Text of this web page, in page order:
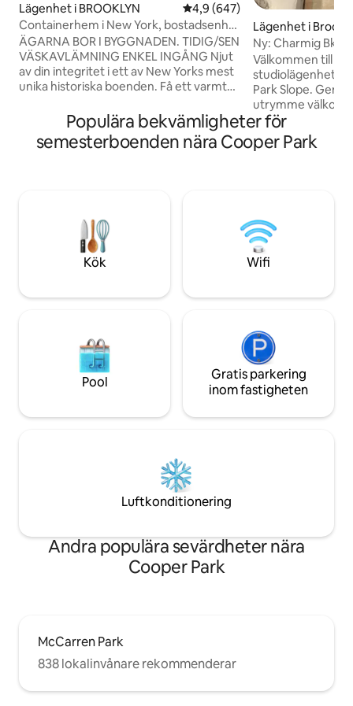
Lägenhet i BROOKLYN 4,9 av 5 i genomsnittligt
4,9 (647)
Containerhem i New York, bostadsenhet
klass B
ÄGARNA BOR I BYGGNADEN. TIDIG/SEN
VÄSKAVLÄMNING ENKEL INGÅNG Njut
av din integritet i ett av New Yorks mest
unika historiska boenden. Få ett varmt
dedikerade värdar och njut av en
autentisk BK-upplevelse. Gångavstånd
J, M, Z, L & G tåg. Bekvämligheter som
husdjursavgift på 15 dollar/natt, som inte
får överstiga 60 dollar. Detta kan
åtgärdas med ett "specialerbjudande".
Lägenhet i
Ny: Charmig
Välkommen till
studiolägenhet i
Park Slope.
utrymme
välutrustat kök
frukostbar. Den
dock den privata
mat. Gå inte
möjlighet att
Brooklyn. Boka
Populära bekvämligheter för
semesterboenden nära Cooper Park
Kök Wifi
Pool
Gratis parkering
inom fastigheten
Luftkonditionering
Andra populära sevärdheter nära
Cooper Park
McCarren Park
838 lokalinvånare rekommenderar